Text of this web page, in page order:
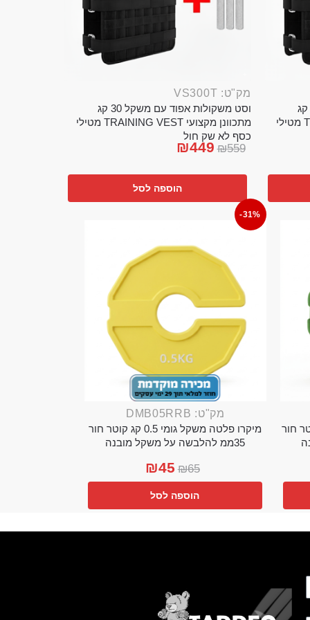
וסט משקולות אפוד עם משקל 20 קג
מתכוונן מקצועי TRAINING VEST מטילי
מק"ט: VS300T
וסט משקולות אפוד עם משקל 30 קג
מתכוונן מקצועי TRAINING VEST מטילי
כסף לא שק חול
₪559
₪449
הוספה לסל
0.25 קג קוטר חור
-31%
מק"ט: DMB05RRB
מיקרו פלטה משקל גומי 0.5 קג קוטר חור
35ממ להלבשה על משקל מובנה
₪65
₪45
הוספה לסל